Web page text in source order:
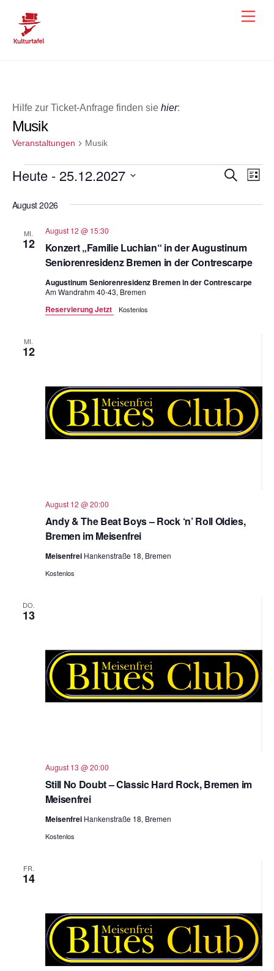
content
Hilfe zur Ticket-Anfrage finden sie hier:
Musik
Veranstaltungen Musik
Veranstaltungen
S
h
L
Heute - 25.12.2027
a
August 2026
MI.
12
Konzert „Familie Luchian“ in der Augustinum
Seniorenresidenz Bremen in der Contrescarpe
August 12 @ 15:30
Augustinum Seniorenresidenz Bremen in der Contrescarpe
Am Wandrahm 40-43, Bremen
Reservierung Jetzt Kostenlos
MI.
12
Andy & The Beat Boys – Rock ‘n’ Roll Oldies,
Bremen im Meisenfrei
August 12 @ 20:00
Meisenfrei Hankenstraße 18, Bremen
Kostenlos
DO.
13
Still No Doubt – Classic Hard Rock, Bremen im
Meisenfrei
August 13 @ 20:00
Meisenfrei Hankenstraße 18, Bremen
Kostenlos
FR.
14